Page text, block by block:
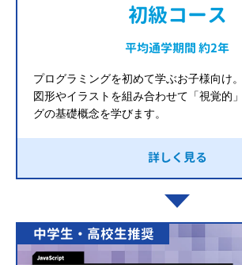
初級コース
平均通学期間 約2年
プログラミングを初めて学ぶお子様向け。
図形やイラストを組み合わせて「視覚的
グの基礎概念を学びます。
詳しく見る
中学生・高校生推奨